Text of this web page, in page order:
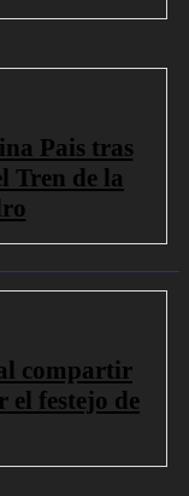
Pais tras
Tren de la
compartir
festejo de